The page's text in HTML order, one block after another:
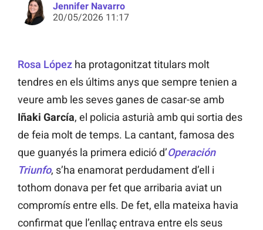
Jennifer Navarro
20/05/2026 11:17
Rosa López ha protagonitzat titulars molt
tendres en els últims anys que sempre tenien a
veure amb les seves ganes de casar-se amb
Iñaki García, el policia asturià amb qui sortia des
de feia molt de temps. La cantant, famosa des
que guanyés la primera edició d’Operación
Triunfo, s’ha enamorat perdudament d’ell i
tothom donava per fet que arribaria aviat un
compromís entre ells. De fet, ella mateixa havia
confirmat que l’enllaç entrava entre els seus